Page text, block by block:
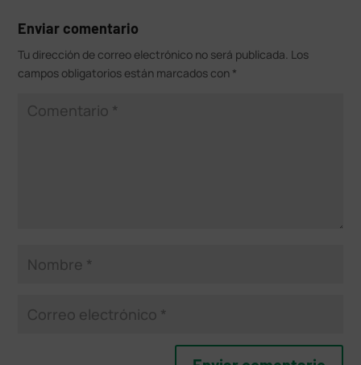
Enviar comentario
Tu dirección de correo electrónico no será publicada. Los
campos obligatorios están marcados con *